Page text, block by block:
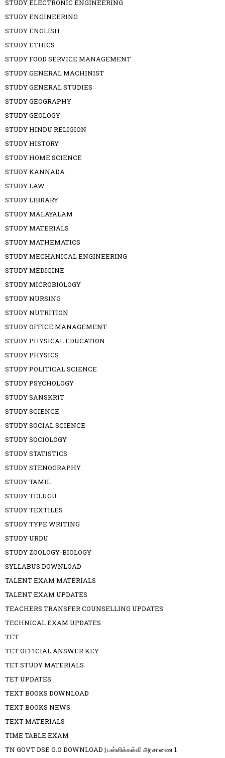
STUDY ELECTRONIC ENGINEERING
STUDY ENGINEERING
STUDY ENGLISH
STUDY ETHICS
STUDY FOOD SERVICE MANAGEMENT
STUDY GENERAL MACHINIST
STUDY GENERAL STUDIES
STUDY GEOGRAPHY
STUDY GEOLOGY
STUDY HINDU RELIGION
STUDY HISTORY
STUDY HOME SCIENCE
STUDY KANNADA
STUDY LAW
STUDY LIBRARY
STUDY MALAYALAM
STUDY MATERIALS
STUDY MATHEMATICS
STUDY MECHANICAL ENGINEERING
STUDY MEDICINE
STUDY MICROBIOLOGY
STUDY NURSING
STUDY NUTRITION
STUDY OFFICE MANAGEMENT
STUDY PHYSICAL EDUCATION
STUDY PHYSICS
STUDY POLITICAL SCIENCE
STUDY PSYCHOLOGY
STUDY SANSKRIT
STUDY SCIENCE
STUDY SOCIAL SCIENCE
STUDY SOCIOLOGY
STUDY STATISTICS
STUDY STENOGRAPHY
STUDY TAMIL
STUDY TELUGU
STUDY TEXTILES
STUDY TYPE WRITING
STUDY URDU
STUDY ZOOLOGY-BIOLOGY
SYLLABUS DOWNLOAD
TALENT EXAM MATERIALS
TALENT EXAM UPDATES
TEACHERS TRANSFER COUNSELLING UPDATES
TECHNICAL EXAM UPDATES
TET
TET OFFICIAL ANSWER KEY
TET STUDY MATERIALS
TET UPDATES
TEXT BOOKS DOWNLOAD
TEXT BOOKS NEWS
TEXT MATERIALS
TIME TABLE EXAM
TN GOVT DSE G.O DOWNLOAD | பள்ளிக்கல்வி அரசாணை 1